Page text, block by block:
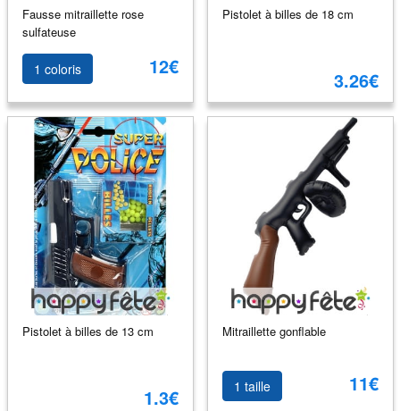
Fausse mitraillette rose
sulfateuse
1 coloris 12€
Pistolet à billes de 18 cm
3.26€
Pistolet à billes de 13 cm
1.3€
Mitraillette gonflable
1 taille 11€